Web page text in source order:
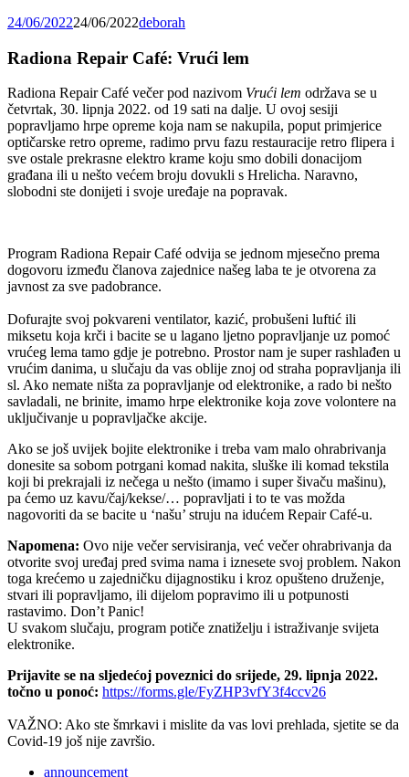
24/06/202224/06/2022deborah
Radiona Repair Café: Vrući lem
Radiona Repair Café večer pod nazivom Vrući lem održava se u
četvrtak, 30. lipnja 2022. od 19 sati na dalje. U ovoj sesiji
popravljamo hrpe opreme koja nam se nakupila, poput primjerice
optičarske retro opreme, radimo prvu fazu restauracije retro flipera i
sve ostale prekrasne elektro krame koju smo dobili donacijom
građana ili u nešto većem broju dovukli s Hrelicha. Naravno,
slobodni ste donijeti i svoje uređaje na popravak.
Program Radiona Repair Café odvija se jednom mjesečno prema
dogovoru između članova zajednice našeg laba te je otvorena za
javnost za sve padobrance.
Dofurajte svoj pokvareni ventilator, kazić, probušeni luftić ili
miksetu koja krči i bacite se u lagano ljetno popravljanje uz pomoć
vrućeg lema tamo gdje je potrebno. Prostor nam je super rashlađen u
vrućim danima, u slučaju da vas oblije znoj od straha popravljanja ili
sl. Ako nemate ništa za popravljanje od elektronike, a rado bi nešto
savladali, ne brinite, imamo hrpe elektronike koja zove volontere na
uključivanje u popravljačke akcije.
Ako se još uvijek bojite elektronike i treba vam malo ohrabrivanja
donesite sa sobom potrgani komad nakita, sluške ili komad tekstila
koji bi prekrajali iz nečega u nešto (imamo i super šivaču mašinu),
pa ćemo uz kavu/čaj/kekse/… popravljati i to te vas možda
nagovoriti da se bacite u ‘našu’ struju na idućem Repair Café-u.
Napomena: Ovo nije večer servisiranja, već večer ohrabrivanja da
otvorite svoj uređaj pred svima nama i iznesete svoj problem. Nakon
toga krećemo u zajedničku dijagnostiku i kroz opušteno druženje,
stvari ili popravljamo, ili dijelom popravimo ili u potpunosti
rastavimo. Don’t Panic!
U svakom slučaju, program potiče znatiželju i istraživanje svijeta
elektronike.
Prijavite se na sljedećoj poveznici do srijede, 29. lipnja 2022.
točno u ponoć: https://forms.gle/FyZHP3vfY3f4ccv26
VAŽNO: Ako ste šmrkavi i mislite da vas lovi prehlada, sjetite se da
Covid-19 još nije završio.
announcement